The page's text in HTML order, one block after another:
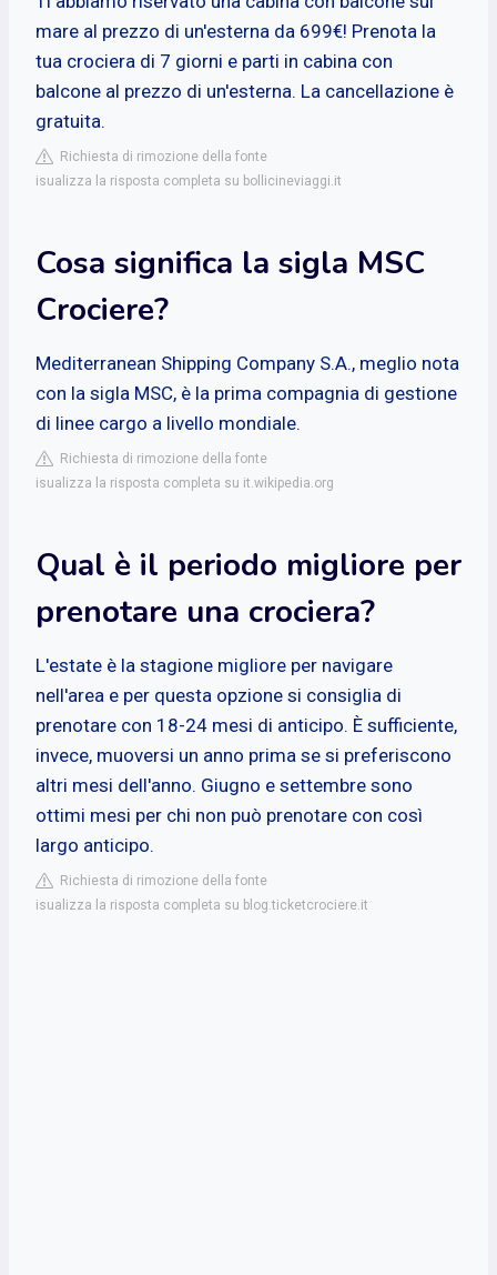
mare al prezzo di un'esterna da 699€! Prenota la
tua crociera di 7 giorni e parti in cabina con
balcone al prezzo di un'esterna. La cancellazione è
gratuita.
Richiesta di rimozione della fonte
isualizza la risposta completa su bollicineviaggi.it
Cosa significa la sigla MSC
Crociere?
Mediterranean Shipping Company S.A., meglio nota
con la sigla MSC, è la prima compagnia di gestione
di linee cargo a livello mondiale.
Richiesta di rimozione della fonte
isualizza la risposta completa su it.wikipedia.org
Qual è il periodo migliore per
prenotare una crociera?
L'estate è la stagione migliore per navigare
nell'area e per questa opzione si consiglia di
prenotare con 18-24 mesi di anticipo. È sufficiente,
invece, muoversi un anno prima se si preferiscono
altri mesi dell'anno. Giugno e settembre sono
ottimi mesi per chi non può prenotare con così
largo anticipo.
Richiesta di rimozione della fonte
isualizza la risposta completa su blog.ticketcrociere.it